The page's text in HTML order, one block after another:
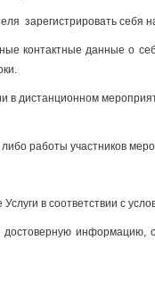
зарегистрировать себя
контактные данные о
в дистанционном
работы участников
в соответствии с
информацию,